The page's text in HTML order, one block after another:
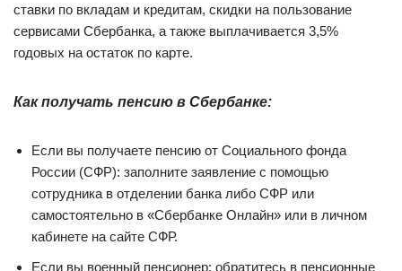
ставки по вкладам и кредитам, скидки на пользование
сервисами Сбербанка, а также выплачивается 3,5%
годовых на остаток по карте.
Как получать пенсию в Сбербанке:
Если вы получаете пенсию от Социального фонда
России (СФР): заполните заявление с помощью
сотрудника в отделении банка либо СФР или
самостоятельно в «Сбербанке Онлайн» или в личном
кабинете на сайте СФР.
Если вы военный пенсионер: обратитесь в пенсионные